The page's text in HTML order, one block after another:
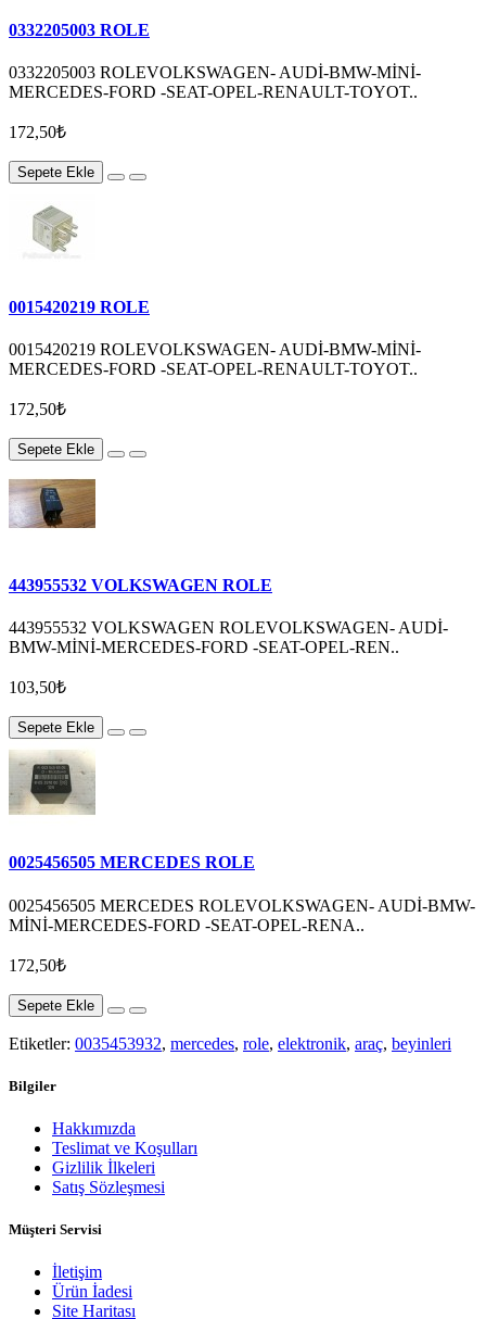
0332205003 ROLE
0332205003 ROLEVOLKSWAGEN- AUDİ-BMW-MİNİ-
MERCEDES-FORD -SEAT-OPEL-RENAULT-TOYOT..
172,50₺
Sepete Ekle
0015420219 ROLE
0015420219 ROLEVOLKSWAGEN- AUDİ-BMW-MİNİ-
MERCEDES-FORD -SEAT-OPEL-RENAULT-TOYOT..
172,50₺
Sepete Ekle
443955532 VOLKSWAGEN ROLE
443955532 VOLKSWAGEN ROLEVOLKSWAGEN- AUDİ-
BMW-MİNİ-MERCEDES-FORD -SEAT-OPEL-REN..
103,50₺
Sepete Ekle
0025456505 MERCEDES ROLE
0025456505 MERCEDES ROLEVOLKSWAGEN- AUDİ-BMW-
MİNİ-MERCEDES-FORD -SEAT-OPEL-RENA..
172,50₺
Sepete Ekle
Etiketler: 0035453932, mercedes, role, elektronik, araç, beyinleri
Bilgiler
Hakkımızda
Teslimat ve Koşulları
Gizlilik İlkeleri
Satış Sözleşmesi
Müşteri Servisi
İletişim
Ürün İadesi
Site Haritası